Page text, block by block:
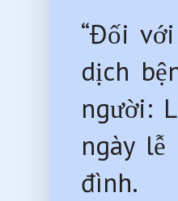
“Đối
dịch
người:
ngày
đình.